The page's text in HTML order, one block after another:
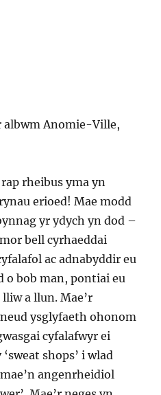
albwm Anomie-Ville,
rheibus yma yn
erioed! Mae modd
yr ydych yn dod –
bell cyrhaeddai
ac adnabyddir eu
o bob man, pontiai eu
a llun. Mae’r
ysglyfaeth ohonom
cyfalafwyr ei
shops’ i wlad
angenrheidiol